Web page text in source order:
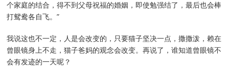
个家庭的结合，得不到父母祝福的婚姻，即使勉强结了，最后也会棒
打鸳鸯各自飞。”
我说这也不一定，人是会改变的，只要猫子坚决一点，撒撒泼，赖在
曾眼镜身上不走，猫子爸妈的观念会改变。再说了，谁知道曾眼镜不
会有发迹的一天呢？